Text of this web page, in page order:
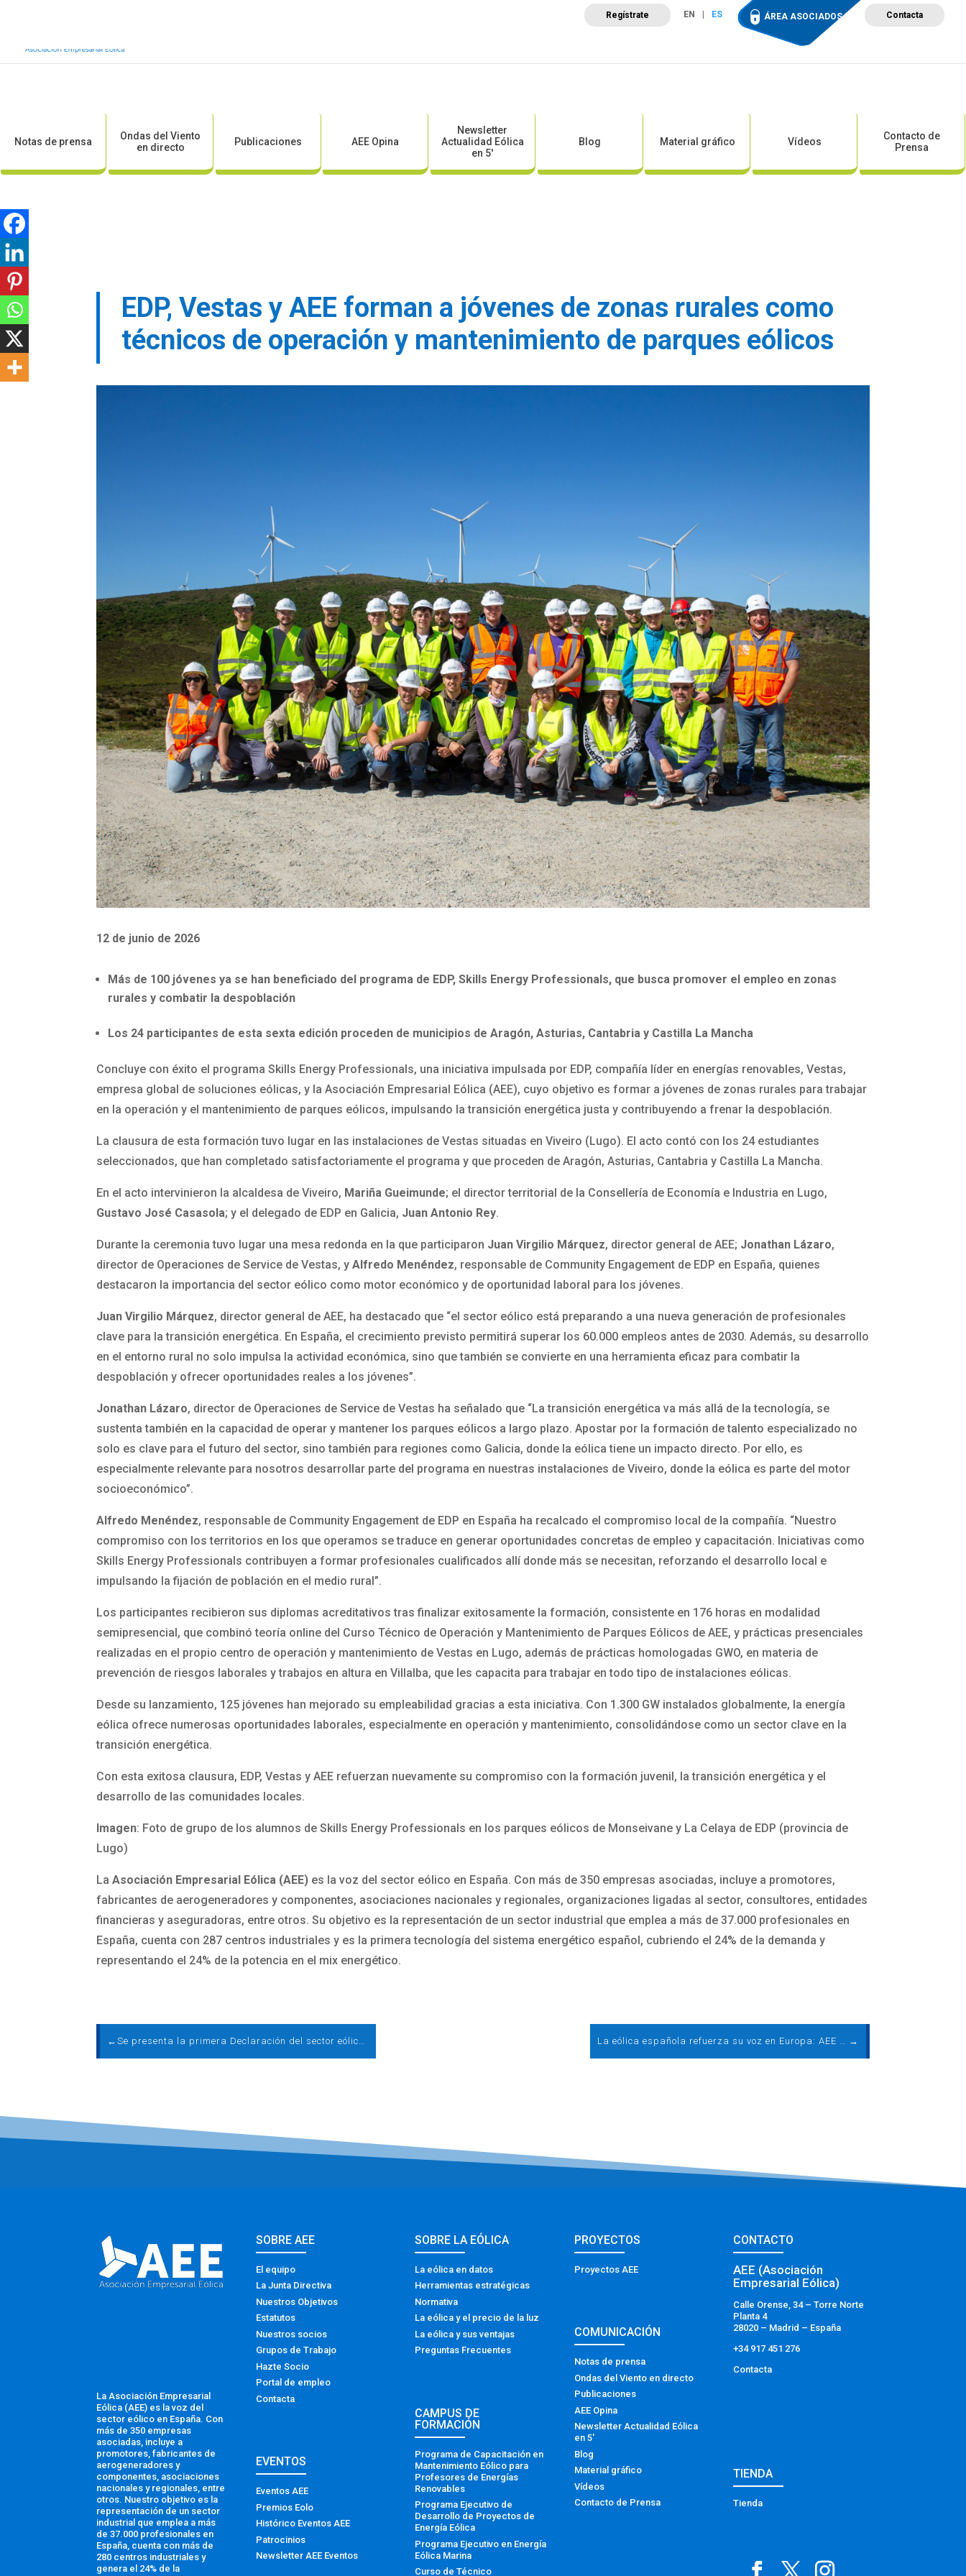
Regístrate EN ES ÁREA ASOCIADOS Contacta
Campus de Formación
Notas de prensa
Ondas del Viento
en directo
Publicaciones AEE Opina
Newsletter
Actualidad Eólica
en 5′
Blog Material gráfico Vídeos
Contacto de
Prensa
EDP, Vestas y AEE forman a jóvenes de zonas rurales como
técnicos de operación y mantenimiento de parques eólicos
12 de junio de 2026
Más de 100 jóvenes ya se han beneficiado del programa de EDP, Skills Energy Professionals, que busca promover el empleo en zonas
rurales y combatir la despoblación
Los 24 participantes de esta sexta edición proceden de municipios de Aragón, Asturias, Cantabria y Castilla La Mancha
Concluye con éxito el programa Skills Energy Professionals, una iniciativa impulsada por EDP, compañía líder en energías renovables, Vestas,
empresa global de soluciones eólicas, y la Asociación Empresarial Eólica (AEE), cuyo objetivo es formar a jóvenes de zonas rurales para trabajar
en la operación y el mantenimiento de parques eólicos, impulsando la transición energética justa y contribuyendo a frenar la despoblación.
La clausura de esta formación tuvo lugar en las instalaciones de Vestas situadas en Viveiro (Lugo). El acto contó con los 24 estudiantes
seleccionados, que han completado satisfactoriamente el programa y que proceden de Aragón, Asturias, Cantabria y Castilla La Mancha.
En el acto intervinieron la alcaldesa de Viveiro, Mariña Gueimunde; el director territorial de la Consellería de Economía e Industria en Lugo,
Gustavo José Casasola; y el delegado de EDP en Galicia, Juan Antonio Rey.
Durante la ceremonia tuvo lugar una mesa redonda en la que participaron Juan Virgilio Márquez, director general de AEE; Jonathan Lázaro,
director de Operaciones de Service de Vestas, yAlfredo Menéndez, responsable de Community Engagement de EDP en España, quienes
destacaron la importancia del sector eólico como motor económico y de oportunidad laboral para los jóvenes.
Juan Virgilio Márquez, director general de AEE, ha destacado que “el sector eólico está preparando a una nueva generación de profesionales
clave para la transición energética. En España, el crecimiento previsto permitirá superar los 60.000 empleos antes de 2030. Además, su desarrollo
en el entorno rural no solo impulsa la actividad económica, sino que también se convierte en una herramienta eficaz para combatir la
despoblación y ofrecer oportunidades reales a los jóvenes”.
Jonathan Lázaro, director de Operaciones de Service de Vestas ha señalado que “La transición energética va más allá de la tecnología, se
sustenta también en la capacidad de operar y mantener los parques eólicos a largo plazo. Apostar por la formación de talento especializado no
solo es clave para el futuro del sector, sino también para regiones como Galicia, donde la eólica tiene un impacto directo. Por ello, es
especialmente relevante para nosotros desarrollar parte del programa en nuestras instalaciones de Viveiro, donde la eólica es parte del motor
socioeconómico”.
Alfredo Menéndez, responsable de Community Engagement de EDP en España ha recalcado el compromiso local de la compañía. “Nuestro
compromiso con los territorios en los que operamos se traduce en generar oportunidades concretas de empleo y capacitación. Iniciativas como
Skills Energy Professionals contribuyen a formar profesionales cualificados allí donde más se necesitan, reforzando el desarrollo local e
impulsando la fijación de población en el medio rural”.
Los participantes recibieron sus diplomas acreditativos tras finalizar exitosamente la formación, consistente en 176 horas en modalidad
semipresencial, que combinó teoría online del Curso Técnico de Operación y Mantenimiento de Parques Eólicos de AEE, y prácticas presenciales
realizadas en el propio centro de operación y mantenimiento de Vestas en Lugo, además de prácticas homologadas GWO, en materia de
prevención de riesgos laborales y trabajos en altura en Villalba, que les capacita para trabajar en todo tipo de instalaciones eólicas.
Desde su lanzamiento, 125 jóvenes han mejorado su empleabilidad gracias a esta iniciativa. Con 1.300 GW instalados globalmente, la energía
eólica ofrece numerosas oportunidades laborales, especialmente en operación y mantenimiento, consolidándose como un sector clave en la
transición energética.
Con esta exitosa clausura, EDP, Vestas y AEE refuerzan nuevamente su compromiso con la formación juvenil, la transición energética y el
desarrollo de las comunidades locales.
Imagen: Foto de grupo de los alumnos de Skills Energy Professionals en los parques eólicos de Monseivane y La Celaya de EDP (provincia de
Lugo)
LaAsociación Empresarial Eólica (AEE) es la voz del sector eólico en España. Con más de 350 empresas asociadas, incluye a promotores,
fabricantes de aerogeneradores y componentes, asociaciones nacionales y regionales, organizaciones ligadas al sector, consultores, entidades
financieras y aseguradoras, entre otros. Su objetivo es la representación de un sector industrial que emplea a más de 37.000 profesionales en
España, cuenta con 287 centros industriales y es la primera tecnología del sistema energético español, cubriendo el 24% de la demanda y
representando el 24% de la potencia en el mix energético.
← →
La Asociación Empresarial
Eólica (AEE) es la voz del
sector eólico en España. Con
más de 350 empresas
asociadas, incluye a
promotores, fabricantes de
aerogeneradores y
componentes, asociaciones
nacionales y regionales, entre
otros. Nuestro objetivo es la
representación de un sector
industrial que emplea a más
de 37.000 profesionales en
España, cuenta con más de
280 centros industriales y
genera el 24% de la
SOBRE AEE
El equipo
La Junta Directiva
Nuestros Objetivos
Estatutos
Nuestros socios
Grupos de Trabajo
Hazte Socio
Portal de empleo
Contacta
EVENTOS
Eventos AEE
Premios Eolo
Histórico Eventos AEE
Patrocinios
Newsletter AEE Eventos
SOBRE LA EÓLICA
La eólica en datos
Herramientas estratégicas
Normativa
La eólica y el precio de la luz
La eólica y sus ventajas
Preguntas Frecuentes
CAMPUS DE
FORMACIÓN
Programa de Capacitación en
Mantenimiento Eólico para
Profesores de Energías
Renovables
Programa Ejecutivo de
Desarrollo de Proyectos de
Energía Eólica
Programa Ejecutivo en Energía
Eólica Marina
Curso de Técnico
PROYECTOS
Proyectos AEE
COMUNICACIÓN
Notas de prensa
Ondas del Viento en directo
Publicaciones
AEE Opina
Newsletter Actualidad Eólica
en 5′
Blog
Material gráfico
Vídeos
Contacto de Prensa
CONTACTO
AEE (Asociación
Empresarial Eólica)
Calle Orense, 34 – Torre Norte
Planta 4
28020 – Madrid – España
+34 917 451 276
Contacta
TIENDA
Tienda